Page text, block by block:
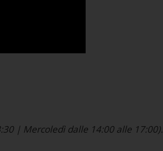
| Mercoledì dalle 14:00 alle 17:00).